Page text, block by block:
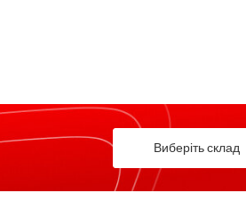
Виберіть склад